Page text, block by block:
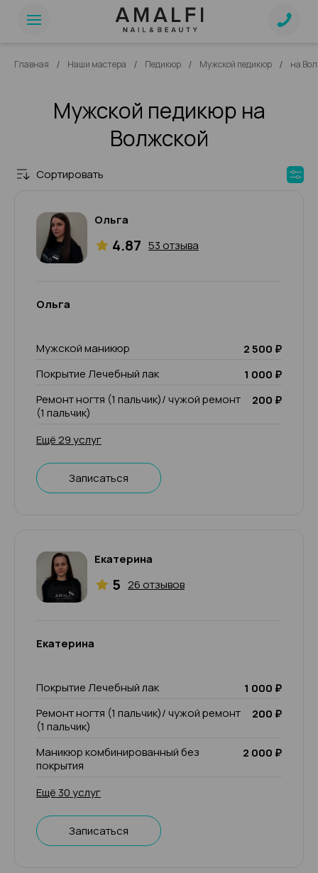
Главная / Наши мастера / Педикюр / Мужской педикюр / на
Мужской педикюр на
Волжской
Сортировать
Ольга
4.87 53 отзыва
Ольга
Мужской маникюр
2 500 ₽
Покрытие Лечебный лак
1 000 ₽
Ремонт ногтя (1 пальчик)/ чужой ремонт
(1 пальчик)
200 ₽
Ещё 29 услуг
Записаться
Екатерина
5 26 отзывов
Екатерина
Покрытие Лечебный лак
1 000 ₽
Ремонт ногтя (1 пальчик)/ чужой ремонт
(1 пальчик)
200 ₽
Маникюр комбинированный без
покрытия
2 000 ₽
Ещё 30 услуг
Записаться